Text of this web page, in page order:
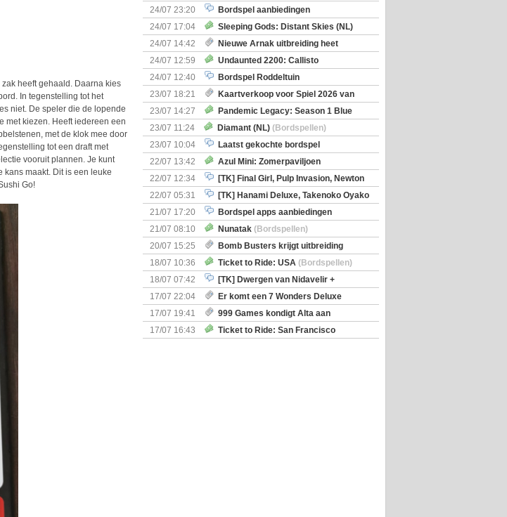
heeft gehaald. Daarna kies
In tegenstelling tot het
niet. De speler die de lopende
met kiezen. Heeft iedereen een
met de klok mee door
tot een draft met
vooruit plannen. Je kunt
maakt. Dit is een leuke
Go!
Uitbreiding: Wyrd Encounters(Bordspellen)
24/07 23:20
Bordspel aanbiedingen
24/07 17:04
Sleeping Gods: Distant Skies (NL)
(Bordspellen)
24/07 14:42
Nieuwe Arnak uitbreiding heet
Surprise Shipments
24/07 12:59
Undaunted 2200: Callisto
(Bordspellen)
24/07 12:40
Bordspel Roddeltuin
23/07 18:21
Kaartverkoop voor Spiel 2026 van
start
23/07 14:27
Pandemic Legacy: Season 1 Blue
(Bordspellen)
23/07 11:24 Diamant (NL) (Bordspellen)
23/07 10:04
Laatst gekochte bordspel
22/07 13:42
Azul Mini: Zomerpaviljoen
(Bordspellen)
22/07 12:34
[TK] Final Girl, Pulp Invasion, Newton
& Great Discoveries
22/07 05:31
[TK] Hanami Deluxe, Takenoko Oyako
bigbox
21/07 17:20
Bordspel apps aanbiedingen
21/07 08:10
Nunatak (Bordspellen)
20/07 15:25
Bomb Busters krijgt uitbreiding
genaamd Pro Kit
18/07 10:36 Ticket to Ride: USA (Bordspellen)
18/07 07:42
[TK] Dwergen van Nidavelir +
Sherlock Holmes Consulting Detective
17/07 22:04
Er komt een 7 Wonders Deluxe
Monsterbox
17/07 19:41
999 Games kondigt Alta aan
17/07 16:43
Ticket to Ride: San Francisco